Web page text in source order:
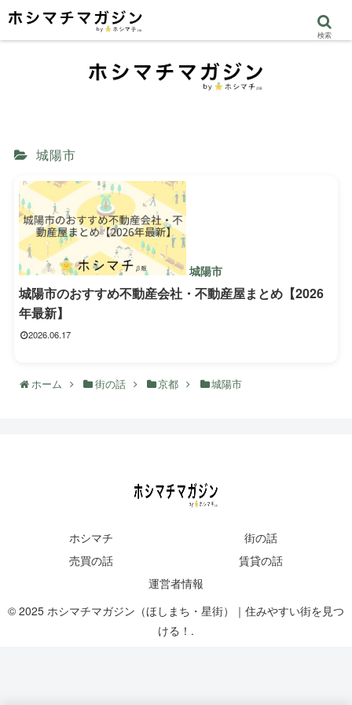
城陽市
城陽市
城陽市のおすすめ不動産会社・不動産屋まとめ【2026
年最新】
2026.06.17
ホーム 街の話 京都 城陽市
ホシマチ
街の話
売買の話
賃貸の話
運営者情報
© 2025 ホシマチマガジン（ほしまち・星街）｜住みやすい街を見つ
ける！.
検索